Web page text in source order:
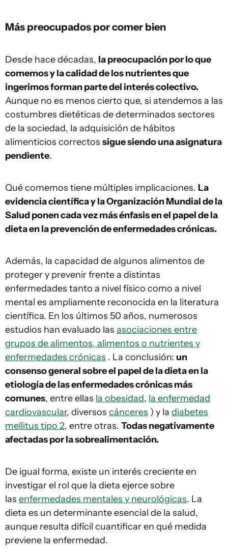
Más preocupados por comer bien
Desde hace décadas, la preocupación por lo que
comemos y la calidad de los nutrientes que
ingerimos forman parte del interés colectivo.
Aunque no es menos cierto que, si atendemos a las
costumbres dietéticas de determinados sectores
de la sociedad, la adquisición de hábitos
alimenticios correctos sigue siendo una asignatura
pendiente.
Qué comemos tiene múltiples implicaciones. La
evidencia científica y la Organización Mundial de la
Salud ponen cada vez más énfasis en el papel de la
dieta en la prevención de enfermedades crónicas.
Además, la capacidad de algunos alimentos de
proteger y prevenir frente a distintas
enfermedades tanto a nivel físico como a nivel
mental es ampliamente reconocida en la literatura
científica. En los últimos 50 años, numerosos
estudios han evaluado las asociaciones entre
grupos de alimentos, alimentos o nutrientes y
enfermedades crónicas . La conclusión: un
consenso general sobre el papel de la dieta en la
etiología de las enfermedades crónicas más
comunes, entre ellas la obesidad, la enfermedad
cardiovascular, diversos cánceres ) y la diabetes
mellitus tipo 2, entre otras. Todas negativamente
afectadas por la sobrealimentación.
De igual forma, existe un interés creciente en
investigar el rol que la dieta ejerce sobre
las enfermedades mentales y neurológicas. La
dieta es un determinante esencial de la salud,
aunque resulta difícil cuantificar en qué medida
previene la enfermedad.